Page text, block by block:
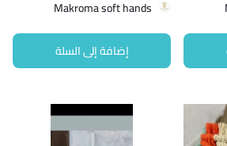
Makroma soft hands
إضافة إلى السلة